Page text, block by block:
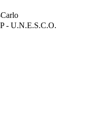
- U.N.E.S.C.O.